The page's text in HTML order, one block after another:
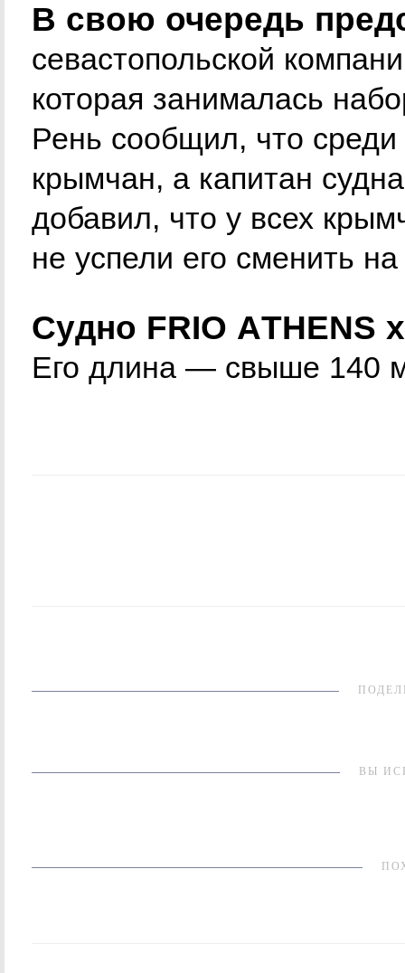
В свою очередь
севастопольской
которая занималась
Рень сообщил, что
крымчан, а капитан
добавил, что у всех
не успели его сменить
Судно FRIO ATHENS
Его длина — свыше 140
ВЫ